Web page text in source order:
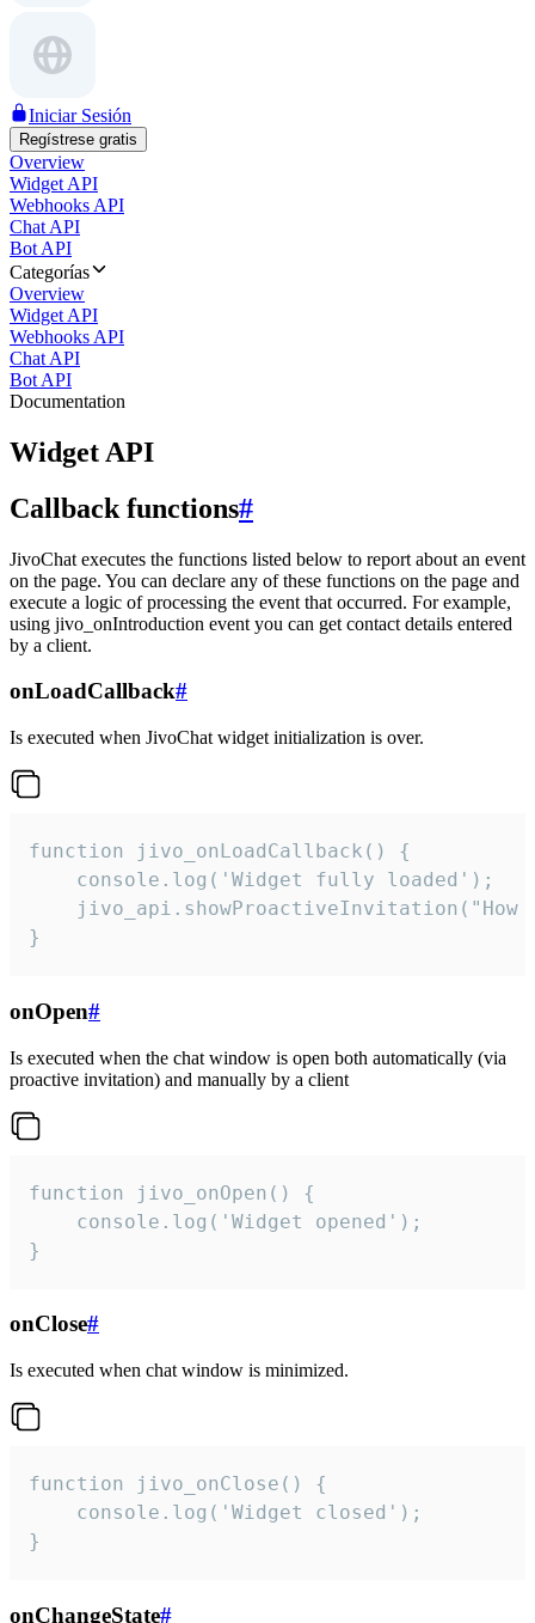
Iniciar Sesión
Regístrese gratis
Overview
Widget API
Webhooks API
Chat API
Bot API
Categorías
Overview
Widget API
Webhooks API
Chat API
Bot API
Documentation
Widget API
Callback functions#
JivoChat executes the functions listed below to report about an event
on the page. You can declare any of these functions on the page and
execute a logic of processing the event that occurred. For example,
using jivo_onIntroduction event you can get contact details entered
by a client.
onLoadCallback#
Is executed when JivoChat widget initialization is over.
function jivo_onLoadCallback() {
    console.log('Widget fully loaded');
jivo_api.showProactiveInvitation("How
}
onOpen#
Is executed when the chat window is open both automatically (via
proactive invitation) and manually by a client
function jivo_onOpen() {
    console.log('Widget opened');
}
onClose#
Is executed when chat window is minimized.
function jivo_onClose() {
    console.log('Widget closed');
}
onChangeState#